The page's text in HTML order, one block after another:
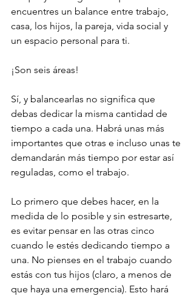
encuentres un balance entre trabajo,
casa, los hijos, la pareja, vida social y
un espacio personal para ti.
¡Son seis áreas!
Sí, y balancearlas no significa que
debas dedicar la misma cantidad de
tiempo a cada una. Habrá unas más
importantes que otras e incluso unas te
demandarán más tiempo por estar así
reguladas, como el trabajo.
Lo primero que debes hacer, en la
medida de lo posible y sin estresarte,
es evitar pensar en las otras cinco
cuando le estés dedicando tiempo a
una. No pienses en el trabajo cuando
estás con tus hijos (claro, a menos de
que haya una emergencia). Esto hará